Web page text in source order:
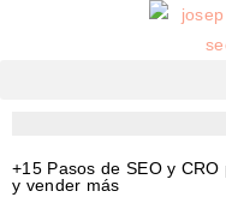
+15 Pasos de SEO y
y vender más